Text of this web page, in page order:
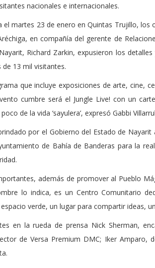
nacionales e internacionales.
el martes 23 de enero en Quintas Trujillo,
en compañía del gerente de
Richard Zarkin, expusieron los
13 mil visitantes.
que incluye exposiciones de arte, cine,
cumbre será el Jungle Live! con un
de la vida ‘sayulera’, expresó Gabbi
por el Gobierno del Estado de
de Bahía de Banderas para la
además de promover al Pueblo
lo indica, es un Centro Comunitario
verde, un lugar para compartir ideas,
en la rueda de prensa Nick Sherman,
de Versa Premium DMC; Iker Amparo,